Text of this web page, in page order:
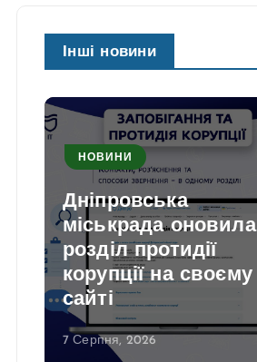
Інші новини
НОВИНИ
Дніпровська
міськрада оновила
розділ протидії
корупції на своєму
сайті
7 Серпня, 2026